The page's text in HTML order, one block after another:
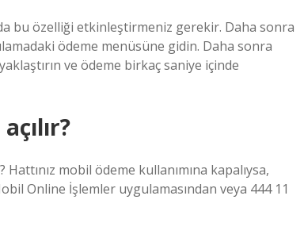
bu özelliği etkinleştirmeniz gerekir. Daha sonra
ödeme menüsüne gidin. Daha sonra
ve ödeme birkaç saniye içinde
mobil ödeme kullanımına kapalıysa,
Online İşlemler uygulamasından veya 444 11